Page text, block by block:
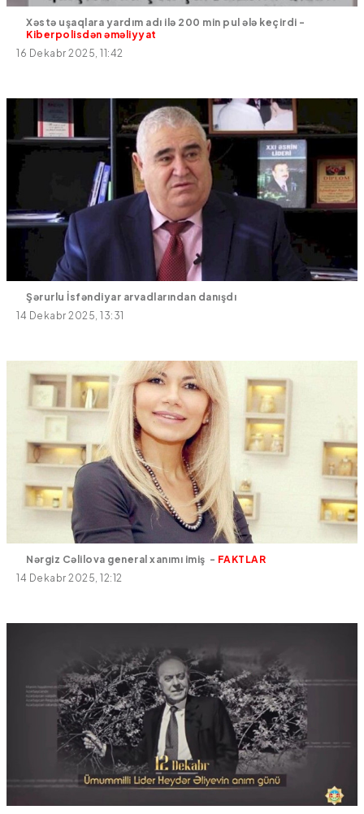
Xəstə uşaqlara yardım adı ilə 200 min pul ələ keçirdi -
Kiberpolisdən əməliyyat
16 Dekabr 2025, 11:42
Şərurlu İsfəndiyar arvadlarından danışdı
14 Dekabr 2025, 13:31
Nərgiz Cəlilova general xanımı imiş - FAKTLAR
14 Dekabr 2025, 12:12